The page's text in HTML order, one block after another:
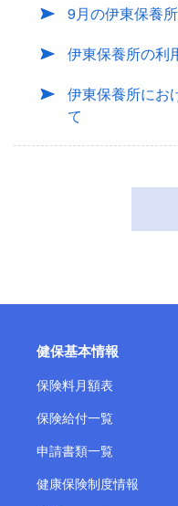
9月の伊東保養
伊東保養所の
伊東保養所にお
て
健保基本情報
保険料月額表
保険給付一覧
申請書類一覧
健康保険制度情報